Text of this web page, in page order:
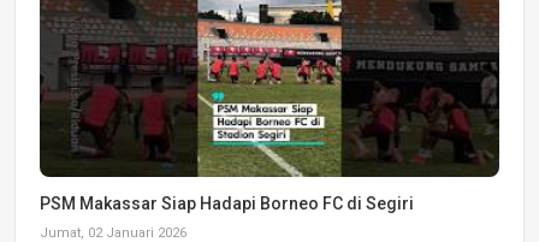
PSM Makassar Siap Hadapi Borneo FC di Segiri
Jumat, 02 Januari 2026